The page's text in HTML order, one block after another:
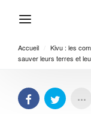
Accueil
Kivu : les
sauver leurs terres et